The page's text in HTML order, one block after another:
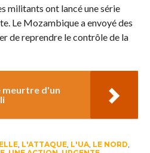
militants ont lancé une série
Le Mozambique a envoyé des
de reprendre le contrôle de la
meurtre d'un
, L'ATTAQUE, L'UA, LE NORD